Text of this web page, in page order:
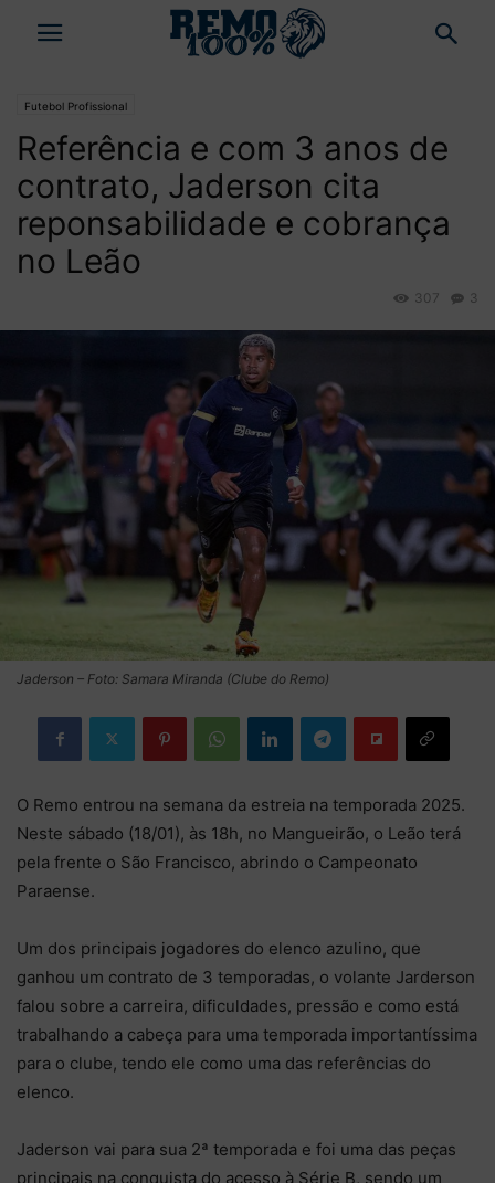
Futebol Profissional
Referência e com 3 anos de
contrato, Jaderson cita
reponsabilidade e cobrança
no Leão
3
307
Jaderson – Foto: Samara Miranda (Clube do Remo)
O Remo entrou na semana da estreia na temporada 2025.
Neste sábado (18/01), às 18h, no Mangueirão, o Leão terá
pela frente o São Francisco, abrindo o Campeonato
Paraense.
Um dos principais jogadores do elenco azulino, que
ganhou um contrato de 3 temporadas, o volante Jarderson
falou sobre a carreira, dificuldades, pressão e como está
trabalhando a cabeça para uma temporada importantíssima
para o clube, tendo ele como uma das referências do
elenco.
Jaderson vai para sua 2ª temporada e foi uma das peças
principais na conquista do acesso à Série B, sendo um